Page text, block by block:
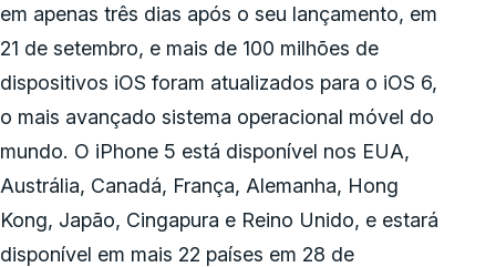
em apenas três dias após o seu lançamento, em
21 de setembro, e mais de 100 milhões de
dispositivos iOS foram atualizados para o iOS 6,
o mais avançado sistema operacional móvel do
mundo. O iPhone 5 está disponível nos EUA,
Austrália, Canadá, França, Alemanha, Hong
Kong, Japão, Cingapura e Reino Unido, e estará
disponível em mais 22 países em 28 de